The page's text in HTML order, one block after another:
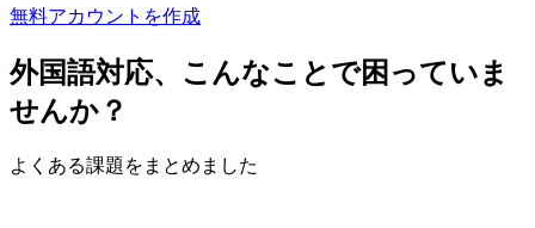
無料アカウントを作成
外国語対応、こんなことで困っていま
せんか？
よくある課題をまとめました